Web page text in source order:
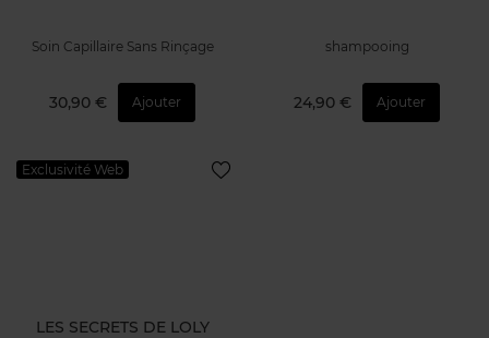
Soin Capillaire Sans Rinçage
30,90 € Ajouter
shampooing
24,90 € Ajouter
Exclusivité Web
LES SECRETS DE LOLY